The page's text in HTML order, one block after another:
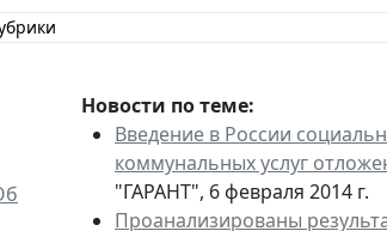
Новости по теме:
Введение в России
коммунальных услуг
"ГАРАНТ", 6 февраля 2014 г.
Проанализированы